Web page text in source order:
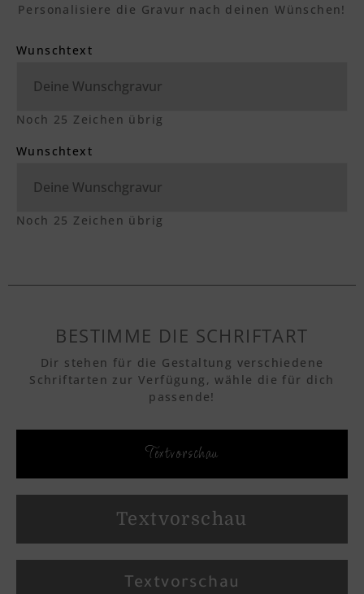
Personalisiere die Gravur nach deinen Wünschen!
Wunschtext
Noch 25 Zeichen übrig
Wunschtext
Noch 25 Zeichen übrig
BESTIMME DIE SCHRIFTART
Dir stehen für die Gestaltung verschiedene
Schriftarten zur Verfügung, wähle die für dich
passende!
Textvorschau
Textvorschau
Textvorschau